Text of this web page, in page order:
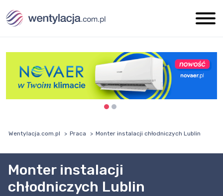
Wentylacja.com.pl Praca Monter instalacji chłodniczych Lublin
Monter instalacji
chłodniczych Lublin